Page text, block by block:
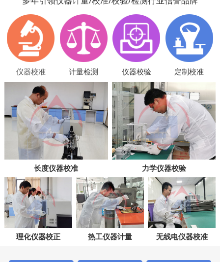
仪器校准 计量检测 仪器校验 定制校准
长度仪器校准 力学仪器校验
理化仪器校正 热工仪器计量 无线电仪器校准